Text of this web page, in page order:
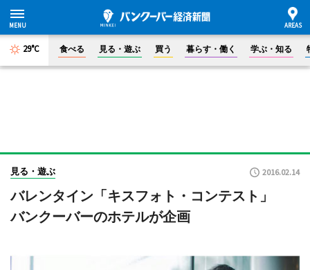
29°C 食べる 見る・遊ぶ 買う 暮らす・働く 学ぶ・知る
見る・遊ぶ 2016.02.14
バレンタイン「キスフォト・コンテスト」
バンクーバーのホテルが企画